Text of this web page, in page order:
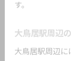
果
失敗
す。
大鳥居駅周辺
大鳥居駅周辺に